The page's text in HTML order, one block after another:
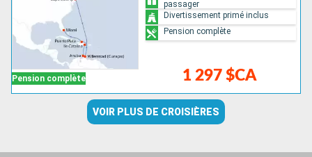
Pension complète 1 297 $CA
passager
Divertissement primé inclus
Pension complète
VOIR PLUS DE CROISIÈRES